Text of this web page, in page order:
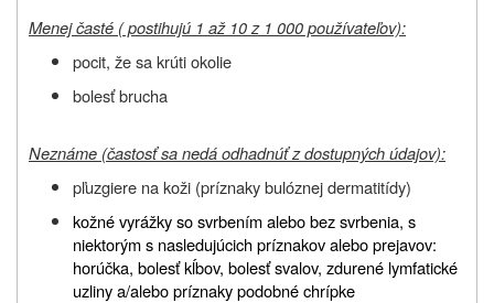
Menej časté ( postihujú 1 až 10 z 1 000 používateľov):
pocit, že sa krúti okolie
bolesť brucha
Neznáme (častosť sa nedá odhadnúť z dostupných údajov):
pľuzgiere na koži (príznaky bulóznej dermatitídy)
kožné vyrážky so svrbením alebo bez svrbenia, s
niektorým s nasledujúcich príznakov alebo prejavov:
horúčka, bolesť kĺbov, bolesť svalov, zdurené lymfatické
uzliny a/alebo príznaky podobné chrípke